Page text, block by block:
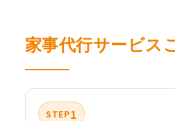
家事代行サービス
STEP1